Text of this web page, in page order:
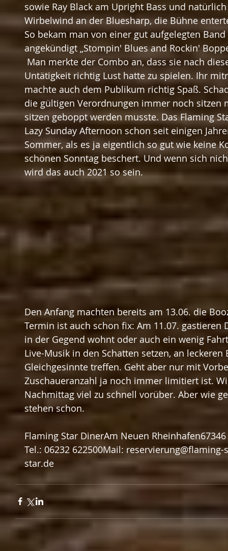
sowie Ray Black am Upright Bass und
Wirbelwind an der Bluesharp, die Bühne
So bekam man von einer gut aufgelegten
angekündigt „Stompin' Blues and Rockin'
Untätigkeit richtig Lust hatte zu spielen. Ihr
machte auch dem Publikum richtig Spaß.
die gültigen Verordnungen immer noch sitzen
sitzen geboppt werden musste. Das Flaming
Lazy Sunday Afternoon schon seit einigen
Sommer, als es ja eigentlich so gut wie keine
schönen Sonntag beschert. Und wenn sich
wird das auch 2021 so sein.
Den Anfang machten bereits am 13.06. die
Termin ist auch schon fix: Am 11.07. gastieren
in der Gegend wohnt oder auch ein wenig
Live-Musik in den Schatten setzen, an
Gleichgesinnte treffen. Geht aber nur mit
Zuschaueranzahl ja noch immer limitiert ist.
Nachmittag viel zu schnell vorüber. Aber wie
stehen schon.
Flaming Star DinerAm Neuen Rheinhafen67346
Tel.: 06232 622500Mail:
star.de